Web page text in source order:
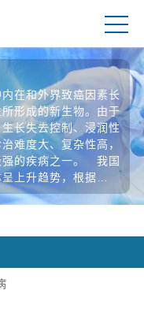
在和外界致癌因素长
形成的新生物。由于
长失去控制、浸润性
难度大、复杂性高，
疾病之一。 我国
上升趋势，根据
恶性肿瘤患者人数从